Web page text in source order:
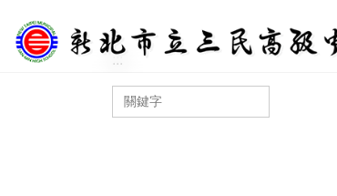
到
主
:::